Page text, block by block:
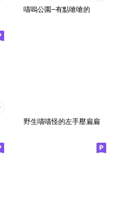
喵嗚公園−有點嗆嗆的
野生喵喵怪的左手壓扁扁